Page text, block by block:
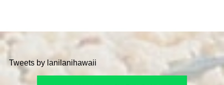
Tweets by lanilanihawaii